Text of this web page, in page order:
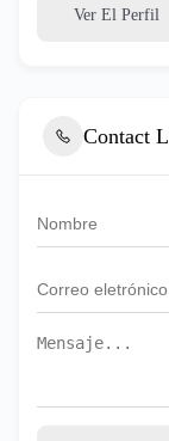
Ver El Perfil
Contact